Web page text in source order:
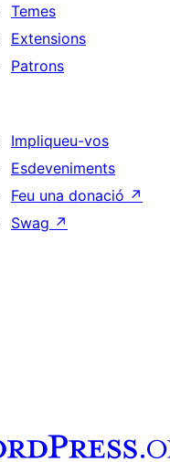
Temes
Extensions
Patrons
Impliqueu-vos
Esdeveniments
Feu una donació ↗
Swag ↗